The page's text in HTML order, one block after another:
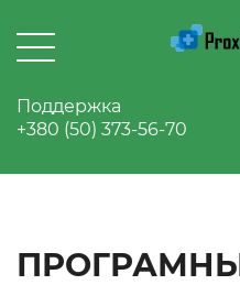
Поддержка
+380 (50) 373-56-70